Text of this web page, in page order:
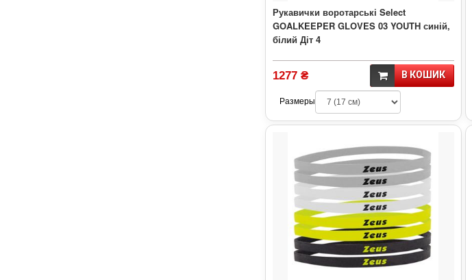
Рукавички воротарські Select
GOALKEEPER GLOVES 03 YOUTH синій,
білий Діт 4
1277 ₴ В КОШИК
Размеры